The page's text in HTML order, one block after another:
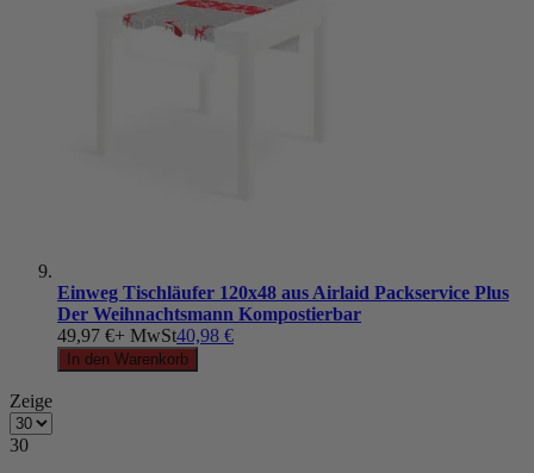
Einweg Tischläufer 120x48 aus Airlaid Packservice Plus
Der Weihnachtsmann Kompostierbar
49,97 €+ MwSt40,98 €
In den Warenkorb
Zeige
30